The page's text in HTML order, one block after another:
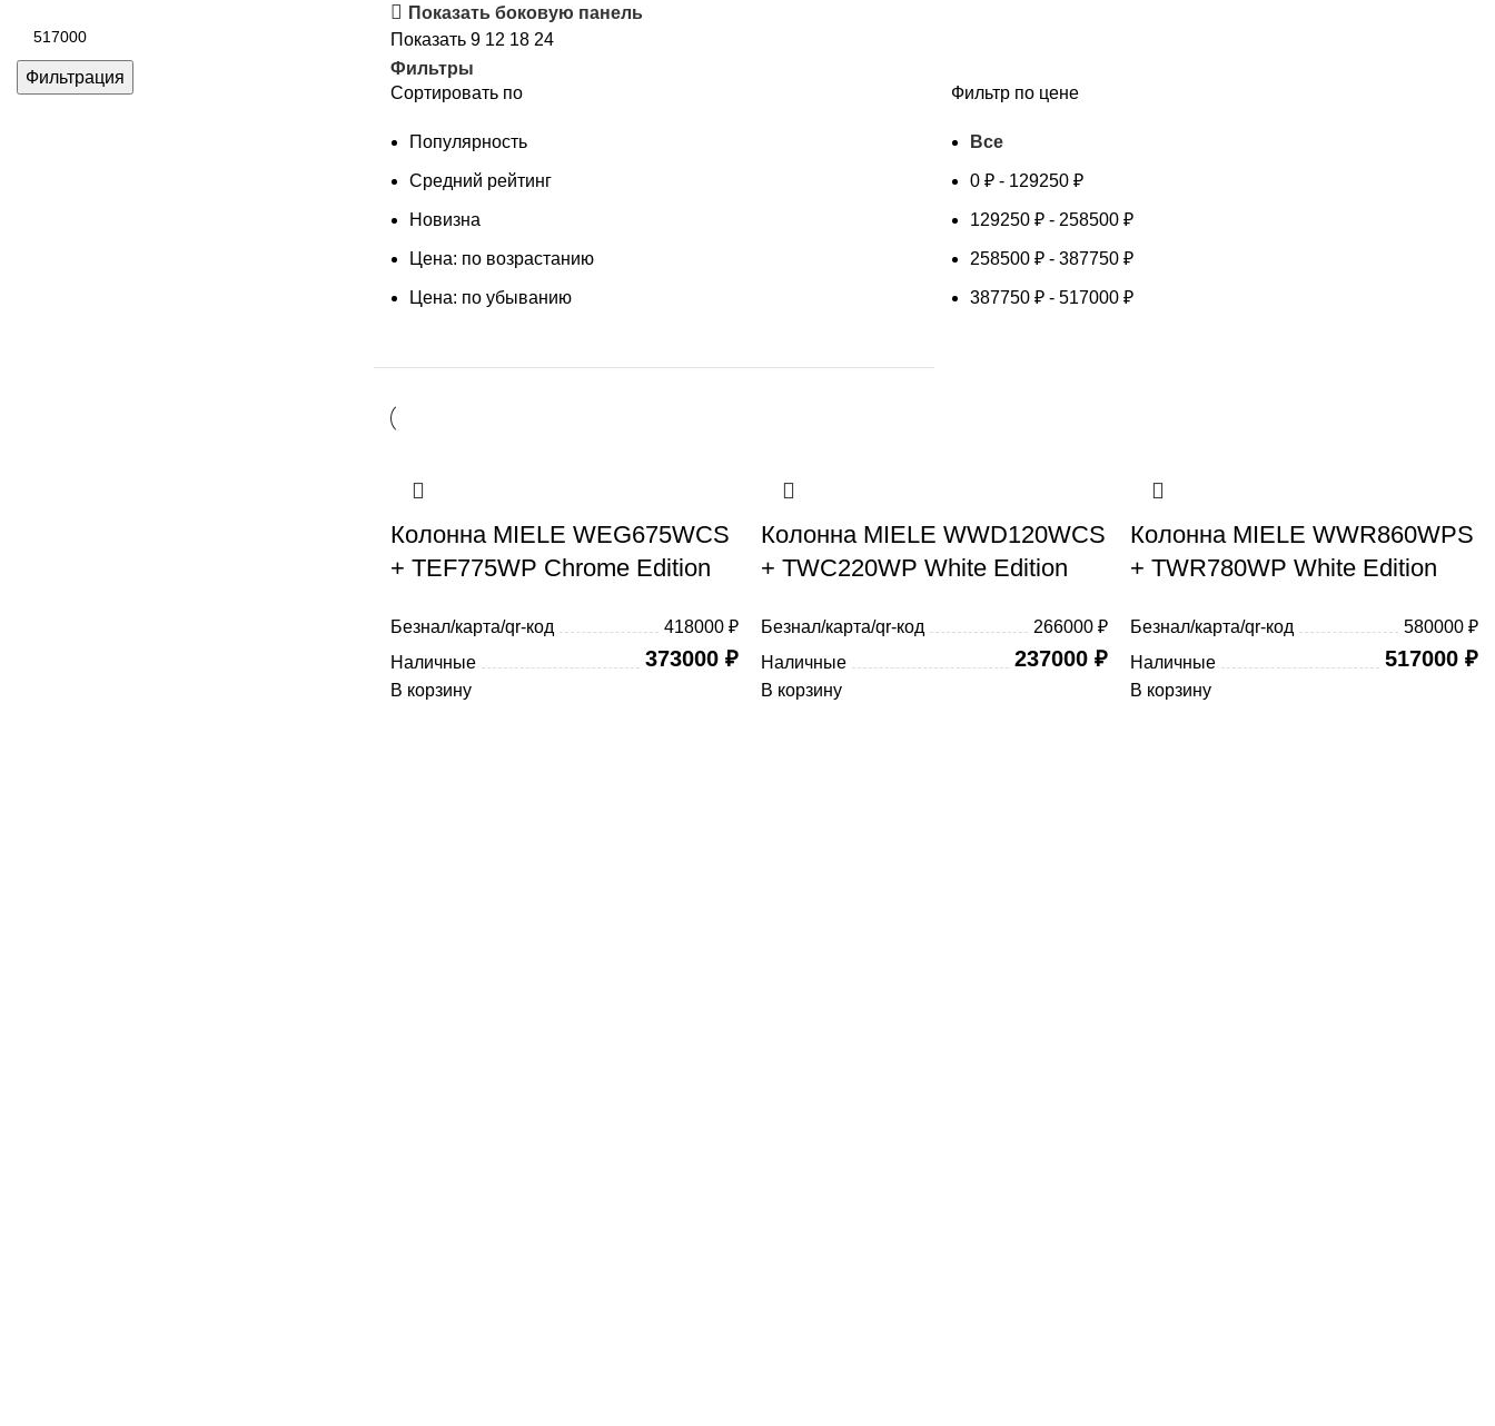
Фильтрация
недавние
Показать боковую панель
Показать 9 12 18 24
Фильтры
Сортировать по
Популярность
Средний рейтинг
Новизна
Цена: по возрастанию
Цена: по убыванию
Фильтр по цене
Все
0 ₽ - 129250 ₽
129250 ₽ - 258500 ₽
258500 ₽ - 387750 ₽
387750 ₽ - 517000 ₽
Колонна MIELE WEG675WCS
+ TEF775WP Chrome Edition
Безнал/карта/qr-код
418000 ₽
Наличные
373000 ₽
В корзину
Колонна MIELE WWD120WCS
+ TWC220WP White Edition
Безнал/карта/qr-код
266000 ₽
Наличные
237000₽
В корзину
Колонна MIELE WWR860WPS
+ TWR780WP White Edition
Безнал/карта/qr-код
580000 ₽
Наличные
517000 ₽
В корзину